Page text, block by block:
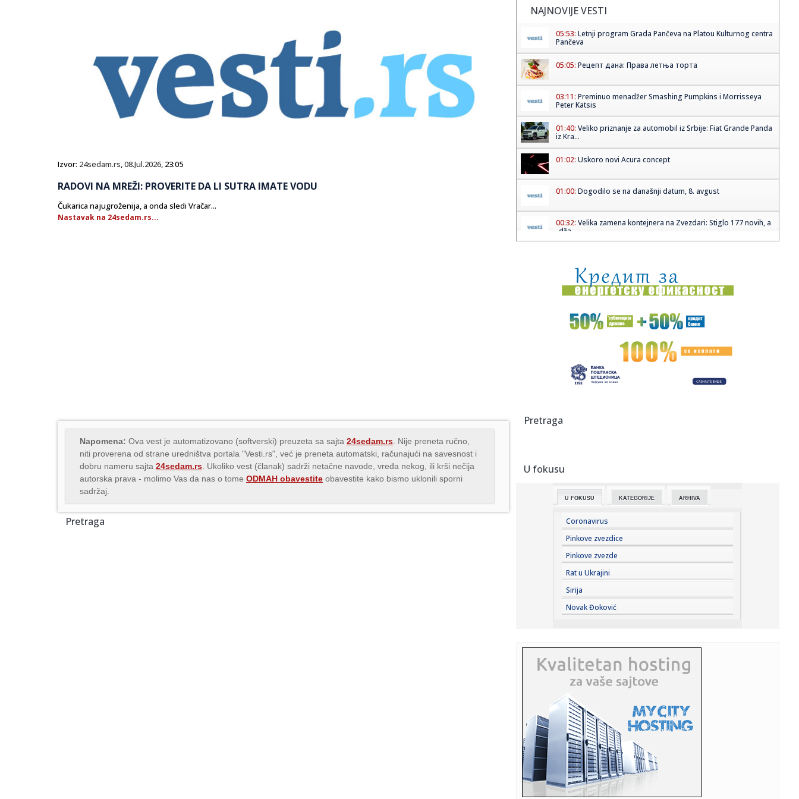
Izvor: 24sedam.rs,08.Jul.2026, 23:05
RADOVI NA MREŽI: PROVERITE DA LI SUTRA IMATE VODU
Čukarica najugroženija, a onda sledi Vračar...
Nastavak na 24sedam.rs...
Napomena: Ova vest je automatizovano (softverski) preuzeta sa sajta 24sedam.rs . Nije preneta ručno,
niti proverena od strane uredništva portala "Vesti.rs", već je preneta automatski, računajući na savesnost i
dobru nameru sajta 24sedam.rs . Ukoliko vest (članak) sadrži netačne navode, vređa nekog, ili krši nečija
autorska prava - molimo Vas da nas o tome ODMAH obavestite obavestite kako bismo uklonili sporni
sadržaj.
Pretraga
NAJNOVIJE VESTI
05:53: Letnji program Grada Pančeva na Platou Kulturnog centra
Pančeva
05:05: Рецепт дана: Права летња торта
03:11: Preminuo menadžer Smashing Pumpkins i Morrisseya
Peter Katsis
01:40: Veliko priznanje za automobil iz Srbije: Fiat Grande Panda
iz Kra...
01:02: Uskoro novi Acura concept
01:00: Dogodilo se na današnji datum, 8. avgust
00:32: Velika zamena kontejnera na Zvezdari: Stiglo 177 novih, a
„dža...
00:03:Na današnji dan, 8. avgust
00:03:Volkswagen menja poslovnu strategiju u SAD
PARTIZAN TRLJA RUKE: Transfer Saše Lukića doneo crno-
23:48:Otišao iz Arsenala pre nego što su podigli trofej – vratio
...
23:42:
23:35: "Nema lakih utakmica, ali mi smo Vojvodina"
23:33:Ribakina sigurna u Torontu
23:32:Brenin potez posle pada razbesneo javnost: Devojka joj
pružila r...
23:29:Američki Senat usvojio zakon o sankcijama Rusiji usmjeren
na ene...
23:25: MUP: Aktivna četiri veća požara, najveći izbio u mestu
Šumar...
23:24:
pogled...
23:22:KAKVA PORUKA PRED NASTAVAK SEZONE: Srbija nadigrala
Rusiju posle ...
23:21:Nestao nakit vrijedan 10.000 evra: Snimak otkrio krajnje
neobičn...
23:21:Krvoproliće u Gracu: Turčin izbo muškarca iz BiH i još
Pretraga
U fokusu
U FOKUSU KATEGORIJE ARHIVA
Coronavirus
Pinkove zvezdice
Pinkove zvezde
Rat u Ukrajini
Sirija
Novak Đoković